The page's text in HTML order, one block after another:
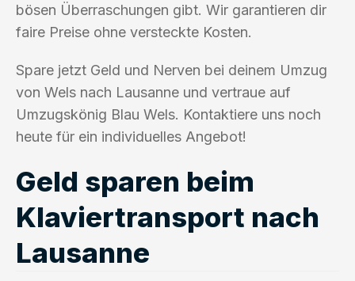
bösen Überraschungen gibt. Wir garantieren dir
faire Preise ohne versteckte Kosten.
Spare jetzt Geld und Nerven bei deinem Umzug
von Wels nach Lausanne und vertraue auf
Umzugskönig Blau Wels. Kontaktiere uns noch
heute für ein individuelles Angebot!
Geld sparen beim
Klaviertransport nach
Lausanne